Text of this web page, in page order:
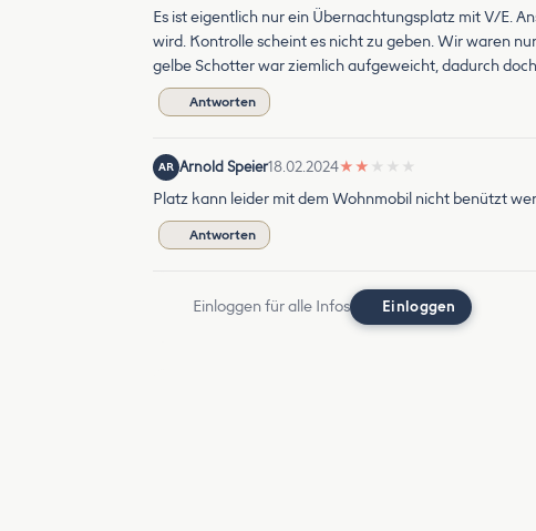
Es ist eigentlich nur ein Übernachtungsplatz mit V/E.
wird. Kontrolle scheint es nicht zu geben. Wir waren
gelbe Schotter war ziemlich aufgeweicht, dadurch
Antworten
AR Arnold Speier18.02.2024★ ★ ★ ★ ★
Platz kann leider mit dem Wohnmobil nicht benützt
Antworten
Einloggen für alle Infos Einloggen